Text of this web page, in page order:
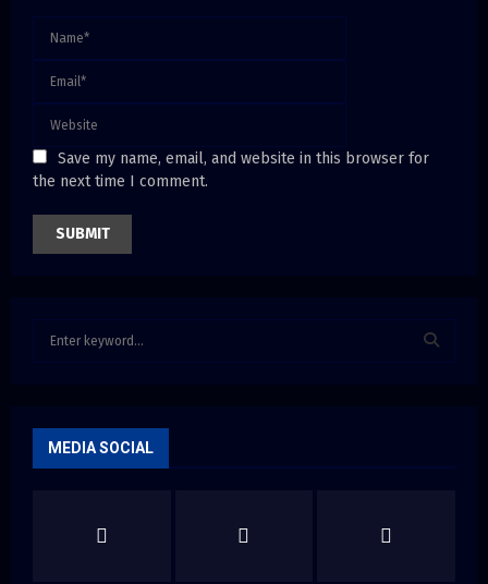
Save my name, email, and website in this browser for
the next time I comment.
f
MEDIA SOCIAL